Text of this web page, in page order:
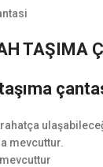
TAŞIMA
mevcuttur.